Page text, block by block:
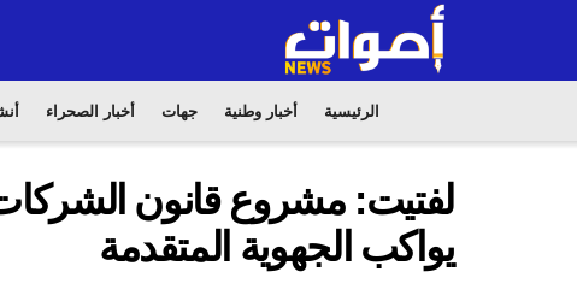
الرئيسية أخبار وطنية جهات أخبار الصحراء
لفتيت: مشروع قانون
يواكب الجهوية المتقدمة